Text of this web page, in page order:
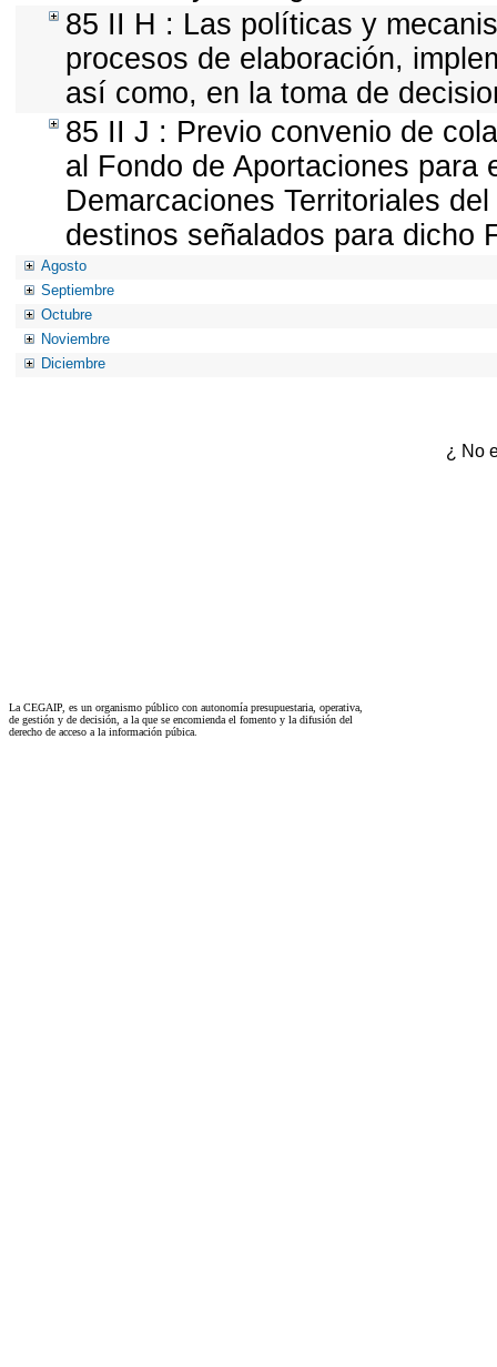
85 II H : Las políticas y
procesos de elaboración,
así como, en la toma de
85 II J : Previo convenio de
al Fondo de Aportaciones para
Demarcaciones Territoriales
destinos señalados para dicho
Agosto
Septiembre
Octubre
Noviembre
Diciembre
¿ No
La CEGAIP, es un organismo público con autonomía presupuestaria, operativa,
de gestión y de decisión, a la que se encomienda el fomento y la difusión del
derecho de acceso a la información púbica.